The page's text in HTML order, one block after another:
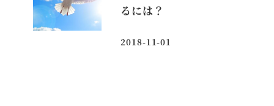
るには？
投稿日
2018-11-01